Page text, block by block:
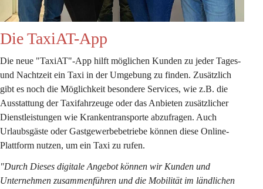
Die TaxiAT-App
Die neue "TaxiAT"-App hilft möglichen Kunden zu jeder Tages-
und Nachtzeit ein Taxi in der Umgebung zu finden. Zusätzlich
gibt es noch die Möglichkeit besondere Services, wie z.B. die
Ausstattung der Taxifahrzeuge oder das Anbieten zusätzlicher
Dienstleistungen wie Krankentransporte abzufragen. Auch
Urlaubsgäste oder Gastgewerbebetriebe können diese Online-
Plattform nutzen, um ein Taxi zu rufen.
"Durch Dieses digitale Angebot können wir Kunden und
Unternehmen zusammenführen und die Mobilität im ländlichen